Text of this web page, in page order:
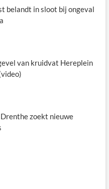
belandt in sloot bij ongeval
van kruidvat Hereplein
zoekt nieuwe